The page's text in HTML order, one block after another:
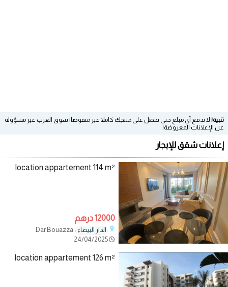
تنبيه! لا تدفع أي مبلغ حتى تحصل على منتجك كاملا غير منقوصا! سوق العرب غير مسؤولة
عن الإعلانات المعروضة!
إعلانات شقق للإيجار
location appartement 114 m²
12000 درهم
الدار البيضاء ، Dar Bouazza
24/04/2025
location appartement 126 m²